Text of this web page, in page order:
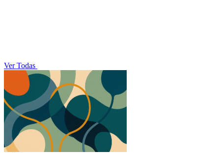
Ver Todas